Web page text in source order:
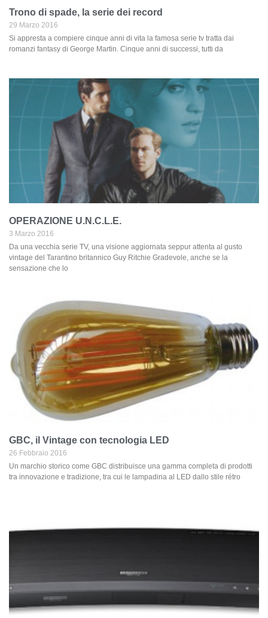
Trono di spade, la serie dei record
29 Marzo 2016
Si appresta a compiere cinque anni di vita la famosa serie tv tratta dai
romanzi fantasy di George Martin. Cinque anni di successi, tutti da
OPERAZIONE U.N.C.L.E.
3 Marzo 2016
Da una vecchia serie TV, una visione aggiornata seppur attenta al gusto
vintage del Tarantino britannico Guy Ritchie Gradevole, anche se la
sensazione che lo
GBC, il Vintage con tecnologia LED
26 Febbraio 2016
Un marchio storico come GBC distribuisce una gamma completa di prodotti
tra innovazione e tradizione, tra cui le lampadina al LED dallo stile rétro